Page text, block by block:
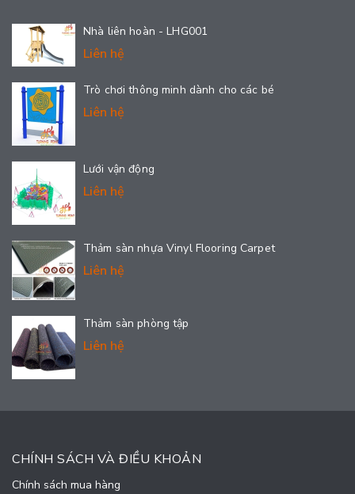
Nhà liên hoàn - LHG001
Liên hệ
Trò chơi thông minh dành cho các bé
Liên hệ
Lưới vận động
Liên hệ
Thảm sàn nhựa Vinyl Flooring Carpet
Liên hệ
Thảm sàn phòng tập
Liên hệ
CHÍNH SÁCH VÀ ĐIỀU KHOẢN
Chính sách mua hàng